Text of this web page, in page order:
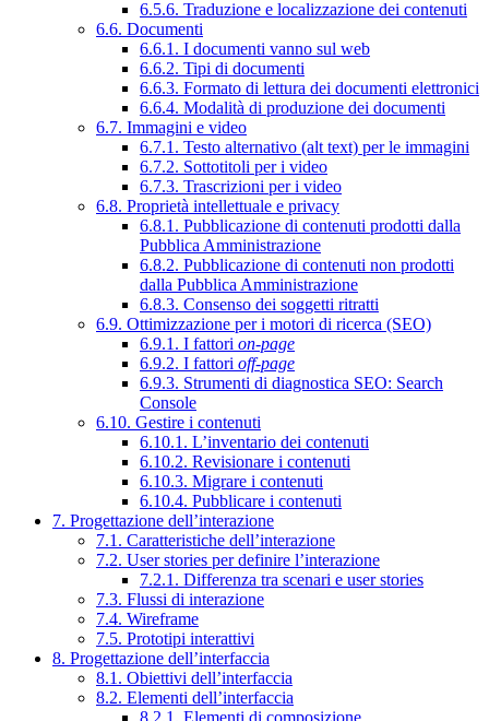
6.5.6. Traduzione e localizzazione dei contenuti
6.6. Documenti
6.6.1. I documenti vanno sul web
6.6.2. Tipi di documenti
6.6.3. Formato di lettura dei documenti elettronici
6.6.4. Modalità di produzione dei documenti
6.7. Immagini e video
6.7.1. Testo alternativo (alt text) per le immagini
6.7.2. Sottotitoli per i video
6.7.3. Trascrizioni per i video
6.8. Proprietà intellettuale e privacy
6.8.1. Pubblicazione di contenuti prodotti dalla
Pubblica Amministrazione
6.8.2. Pubblicazione di contenuti non prodotti
dalla Pubblica Amministrazione
6.8.3. Consenso dei soggetti ritratti
6.9. Ottimizzazione per i motori di ricerca (SEO)
6.9.1. I fattori on-page
6.9.2. I fattori off-page
6.9.3. Strumenti di diagnostica SEO: Search
Console
6.10. Gestire i contenuti
6.10.1. L’inventario dei contenuti
6.10.2. Revisionare i contenuti
6.10.3. Migrare i contenuti
6.10.4. Pubblicare i contenuti
7. Progettazione dell’interazione
7.1. Caratteristiche dell’interazione
7.2. User stories per definire l’interazione
7.2.1. Differenza tra scenari e user stories
7.3. Flussi di interazione
7.4. Wireframe
7.5. Prototipi interattivi
8. Progettazione dell’interfaccia
8.1. Obiettivi dell’interfaccia
8.2. Elementi dell’interfaccia
8.2.1. Elementi di composizione